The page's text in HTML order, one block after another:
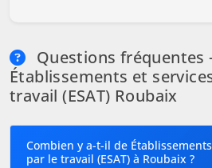
Questions
Établissements et
travail (ESAT) Roubaix
Combien y a-t-il de
par le travail (ESAT) à Roubaix ?